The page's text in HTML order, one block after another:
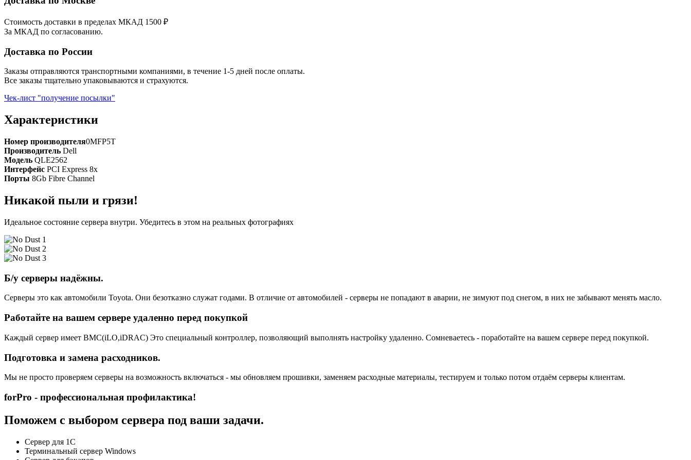
Стоимость доставки в пределах МКАД 1500 ₽
За МКАД по согласованию.
Доставка по России
Заказы отправляются транспортными компаниями, в течение 1-5 дней после оплаты.
Все заказы тщательно упаковываются и страхуются.
Чек-лист "получение посылки"
Характеристики
Номер производителя0MFP5T
Производитель Dell
Модель QLE2562
Интерфейс PCI Express 8x
Порты 8Gb Fibre Channel
Никакой пыли и грязи!
Идеальное состояние сервера внутри. Убедитесь в этом на реальных фотографиях
Б/у серверы надёжны.
Серверы это как автомобили Toyota. Они безотказно служат годами. В отличие от автомобилей - серверы не попадают в аварии, не зимуют под снегом, в них не забывают менять масло.
Работайте на вашем сервере удаленно перед покупкой
Каждый сервер имеет BMC(iLO,iDRAC) Это специальный контроллер, позволяющий выполнять настройку удаленно. Сомневаетесь - поработайте на вашем сервере перед покупкой.
Подготовка и замена расходников.
Мы не просто проверяем серверы на возможность включаться - мы обновляем прошивки, заменяем расходные материалы, тестируем и только потом отдаём серверы клиентам.
forPro - профессиональная профилактика!
Поможем с выбором сервера под ваши задачи.
Сервер для 1С
Терминальный сервер Windows